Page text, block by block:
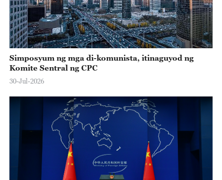
Simposyum ng mga di-komunista, itinaguyod ng
Komite Sentral ng CPC
30-Jul-2026